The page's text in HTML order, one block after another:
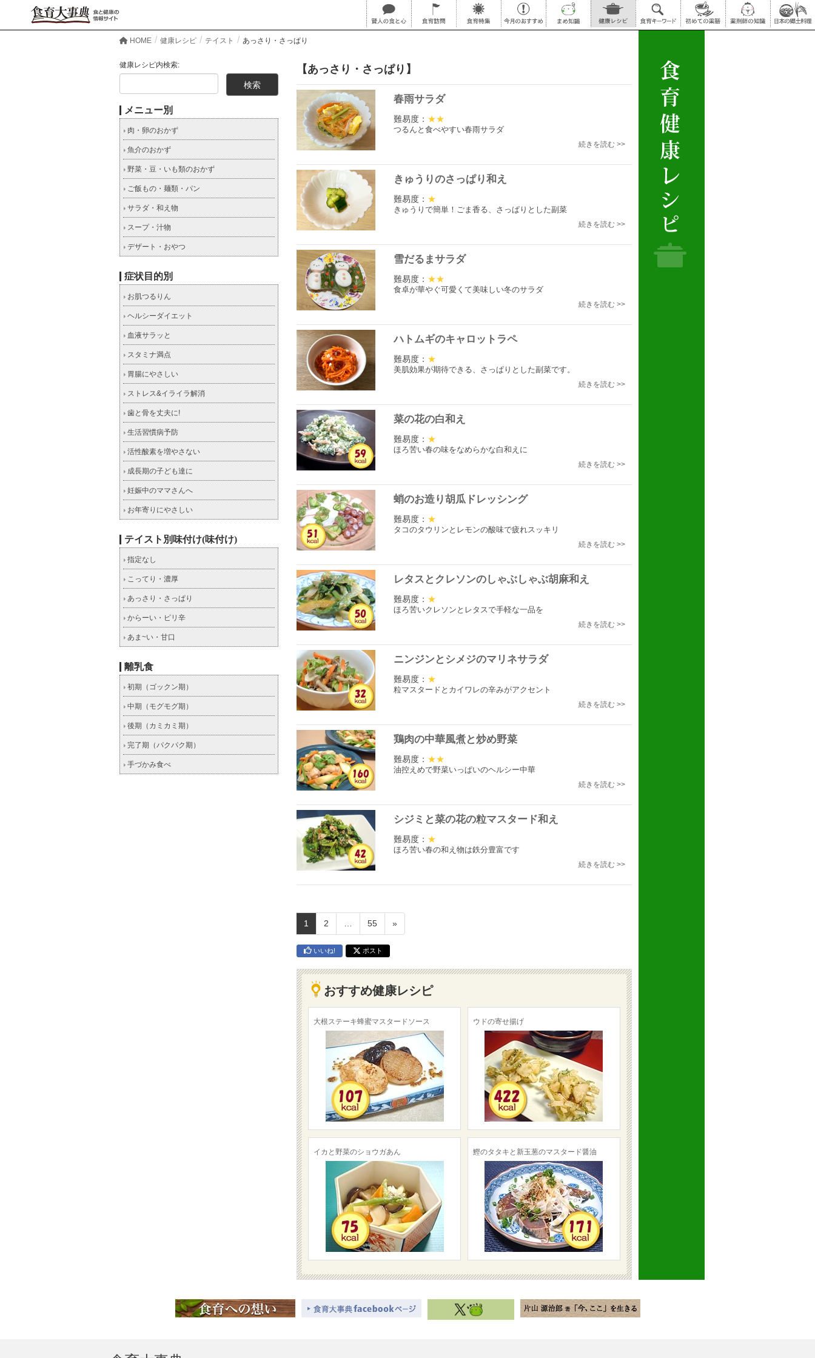
HOME 健康レシピ テイスト あっさり・さっぱり
【あっさり・さっぱり】
春雨サラダ
難易度： ★★
つるんと食べやすい春雨サラダ
続きを読む >>
きゅうりのさっぱり和え
難易度： ★
きゅうりで簡単！ごま香る、さっぱりとした副菜
続きを読む >>
雪だるまサラダ
難易度： ★★
食卓が華やぐ可愛くて美味しい冬のサラダ
続きを読む >>
ハトムギのキャロットラペ
難易度： ★
美肌効果が期待できる、さっぱりとした副菜です。
続きを読む >>
菜の花の白和え
難易度： ★
ほろ苦い春の味をなめらかな白和えに
続きを読む >>
蛸のお造り胡瓜ドレッシング
難易度： ★
タコのタウリンとレモンの酸味で疲れスッキリ
続きを読む >>
レタスとクレソンのしゃぶしゃぶ胡麻和え
難易度： ★
ほろ苦いクレソンとレタスで手軽な一品を
続きを読む >>
ニンジンとシメジのマリネサラダ
難易度： ★
粒マスタードとカイワレの辛みがアクセント
続きを読む >>
鶏肉の中華風煮と炒め野菜
難易度： ★★
油控えめで野菜いっぱいのヘルシー中華
続きを読む >>
シジミと菜の花の粒マスタード和え
難易度： ★
ほろ苦い春の和え物は鉄分豊富です
続きを読む >>
1 2 55 »
いいね! ポスト
おすすめ健康レシピ
大根ステーキ蜂蜜マスタードソース ウドの寄せ揚げ
イカと野菜のショウガあん 鰹のタタキと新玉葱のマスタード醤油
健康レシピ内検索:
メニュー別
肉・卵のおかず
魚介のおかず
野菜・豆・いも類のおかず
ご飯もの・麺類・パン
サラダ・和え物
スープ・汁物
デザート・おやつ
症状目的別
お肌つるりん
ヘルシーダイエット
血液サラッと
スタミナ満点
胃腸にやさしい
ストレス&イライラ解消
歯と骨を丈夫に!
生活習慣病予防
活性酸素を増やさない
成長期の子ども達に
妊娠中のママさんへ
お年寄りにやさしい
テイスト別味付け(味付け)
指定なし
こってり・濃厚
あっさり・さっぱり
からーい・ピリ辛
あま~い・甘口
離乳食
初期（ゴックン期）
中期（モグモグ期）
後期（カミカミ期）
完了期（パクパク期）
手づかみ食べ